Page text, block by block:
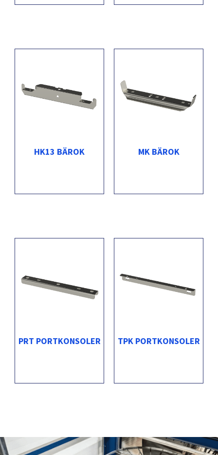
HK13 BÄROK MK BÄROK
PRT PORTKONSOLER TPK PORTKONSOLER